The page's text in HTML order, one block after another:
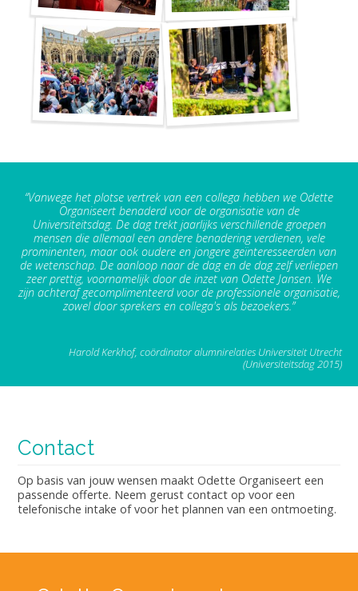
“Vanwege het plotse vertrek van een collega hebben we Odette
Organiseert benaderd voor de organisatie van de
Universiteitsdag. De dag trekt jaarlijks verschillende groepen
mensen die allemaal een andere benadering verdienen, vele
prominenten, maar ook oudere en jongere geïnteresseerden van
de wetenschap. De aanloop naar de dag en de dag zelf verliepen
zeer prettig, voornamelijk door de inzet van Odette Jansen. We
zijn achteraf gecomplimenteerd voor de professionele organisatie,
zowel door sprekers en collega's als bezoekers.”
Harold Kerkhof, coördinator alumnirelaties Universiteit Utrecht
(Universiteitsdag 2015)
Contact
Op basis van jouw wensen maakt Odette Organiseert een
passende offerte. Neem gerust contact op voor een
telefonische intake of voor het plannen van een ontmoeting.